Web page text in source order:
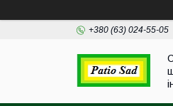
+380 (63) 024-55-05